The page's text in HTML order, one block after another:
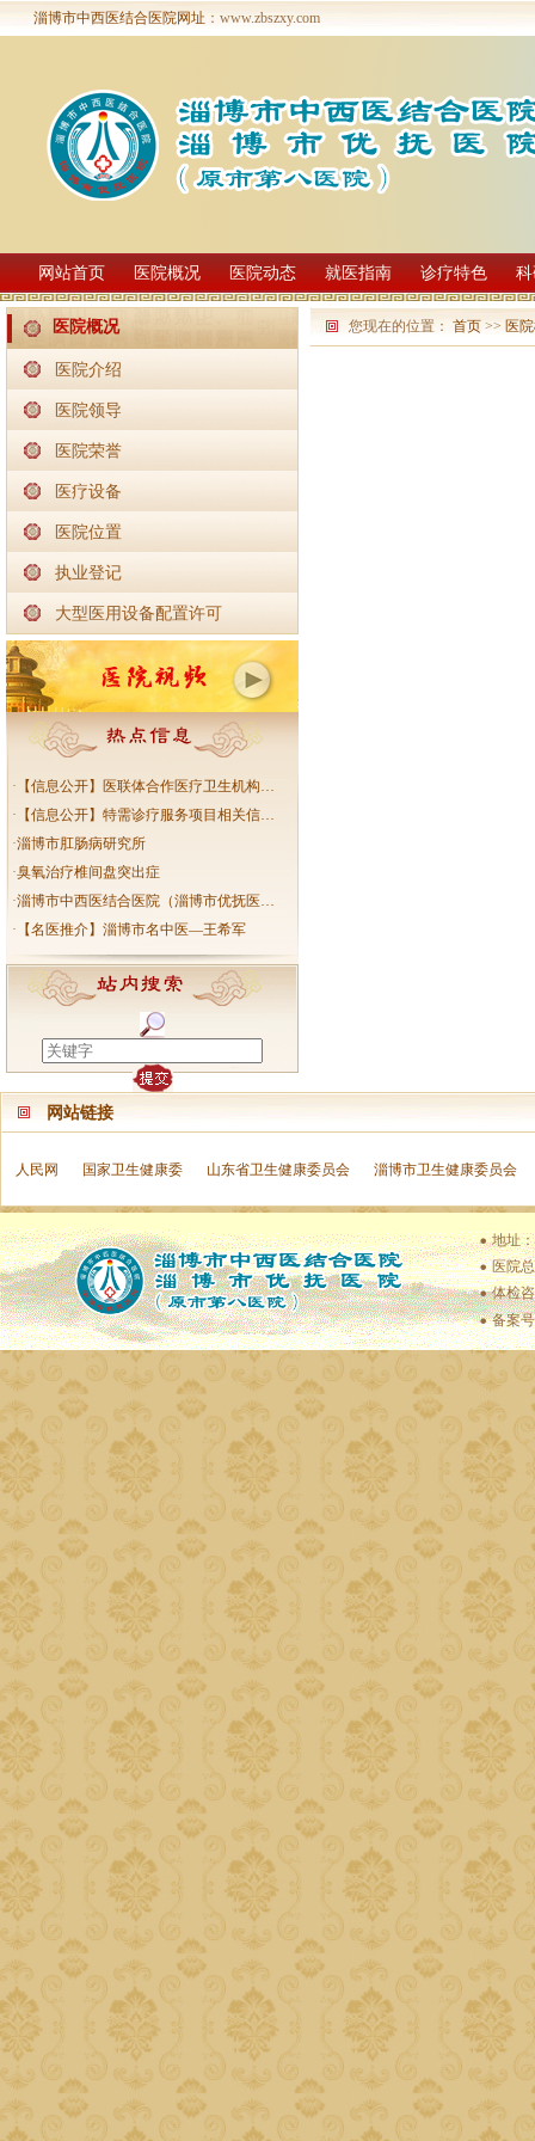
淄博市中西医结合医院网址 ：www.zbszxy.com
网站首页 医院概况 医院动态 就医指南 诊疗特色
医院概况
医院介绍
医院领导
医院荣誉
医疗设备
医院位置
执业登记
大型医用设备配置许可
· 【信息公开】医联体合作医疗卫生机构…
· 【信息公开】特需诊疗服务项目相关信…
·淄博市肛肠病研究所
·臭氧治疗椎间盘突出症
·淄博市中西医结合医院（淄博市优抚医…
· 【名医推介】淄博市名中医—王希军
您现在的位置： 首页 >> 医
网站链接
人民网 国家卫生健康委 山东省卫生健康委员会 淄博市卫生健康委员会
地址
医院
体检
备案